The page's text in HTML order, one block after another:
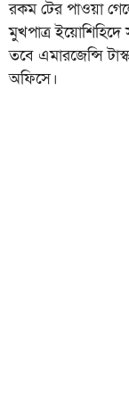
রকম টের পাওয়া
মুখপাত্র
তবে এমারজেন্সি
অফিসে।